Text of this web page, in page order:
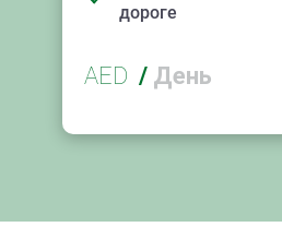
дороге
AED / День